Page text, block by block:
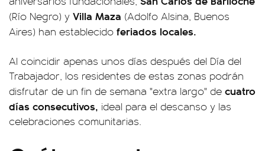
(Río Negro) y Villa Maza (Adolfo Alsina, Buenos
Aires) han establecido feriados locales.
Al coincidir apenas unos días después del Día del
Trabajador, los residentes de estas zonas podrán
disfrutar de un fin de semana "extra largo" de cuatro
días consecutivos, ideal para el descanso y las
celebraciones comunitarias.